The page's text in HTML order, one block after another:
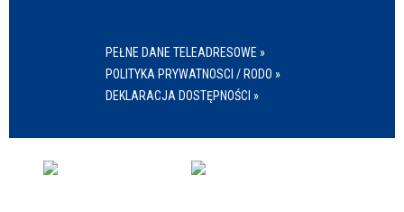
PEŁNE DANE TELEADRESOWE »
POLITYKA PRYWATNOSCI / RODO »
DEKLARACJA DOSTĘPNOŚCI »